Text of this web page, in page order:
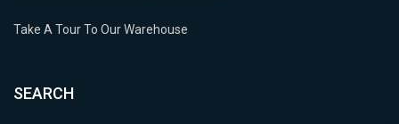
Take A Tour To Our Warehouse
SEARCH